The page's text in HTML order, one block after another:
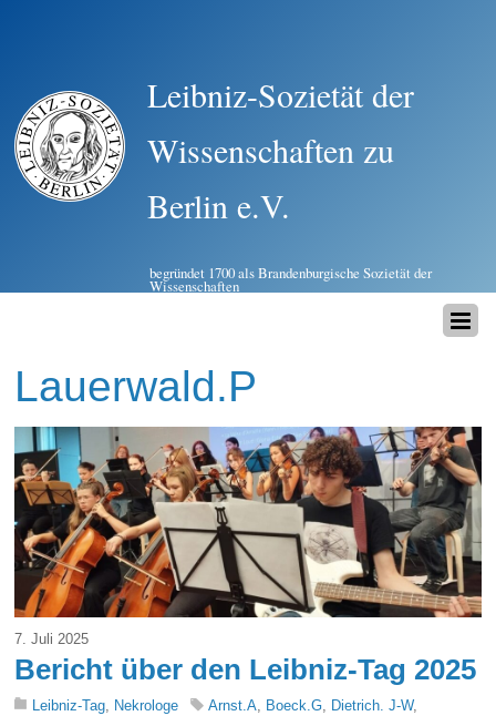
Leibniz-Sozietät der
Wissenschaften zu
Berlin e.V.
begründet 1700 als Brandenburgische Sozietät der
Wissenschaften
Lauerwald.P
7. Juli 2025
Bericht über den Leibniz-Tag 2025
Leibniz-Tag, Nekrologe Arnst.A, Boeck.G, Dietrich. J-W,